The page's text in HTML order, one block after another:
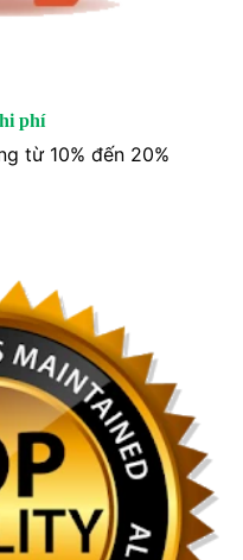
phí
từ 10% đến 20%